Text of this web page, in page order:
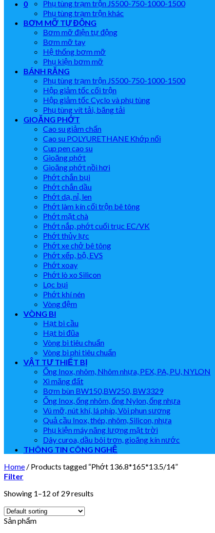
0
Phụ tùng trạm trộn JS500-750-1000-1500
Phụ tùng trạm trộn khác
BƠM MỠ TỰ ĐỘNG
Bơm mỡ điện tự động
Bơm mỡ tay
Hệ thống bơm mỡ
Phụ kiện bơm mỡ
BÁNH RĂNG
Phụ tùng trạm trộn JS500-750-1000-1500
Hộp giảm tốc cối trộn
Hộp giảm tốc Cyclo và phụ tùng
Phụ tùng vít tải, băng tải
GIOĂNG PHỚT
Cao su giảm chấn
Cao su POLYURETHANE Khớp nối
Cup pen cao su
Gioăng phớt
Gioăng phớt nồi hơi
Phớt chắn bụi
Phớt chắn dầu
Phớt dạ, nỉ, len
Phớt làm kín cối trộn bê tông
Phớt mặt chà
Phớt nắp, phớt cuối trục EC/VK
Phớt thủy lực
Phớt xe chở bê tông
Phớt xếp, bộ, EVS
Phớt xoay
Phớt lò xo Silicon
Lọc bụi
Phớt khí nén
Vòng đệm
VÒNG BI
Hạt bi cầu
Hạt bi đũa
Vòng bi tiêu chuẩn
Vòng bi phi tiêu chuẩn
VẬT TƯ THIẾT BỊ
Ống Inox, nhôm, Nhôm nhựa, PEX, PA, PU, NYLON
Xi măng đất
Bơm bùn BW150,BW250, BW3329
Ống Inox, ống nhôm, ống Nylon, ống nhựa
Vú mỡ, nút khí, lá phíp, Vòi phun sương
Quả cầu Inox, thép, nhôm, Silicon, nhựa
Phụ kiện máy năng lượng mặt trời
Dây curoa, dầu bôi trơn, gioăng kín nước
THÔNG TIN CÔNG NGHỆ
Home / Products tagged “Phớt 136.8*165*13.5/14”
Filter
Showing 1–12 of 29 results
Sản phẩm